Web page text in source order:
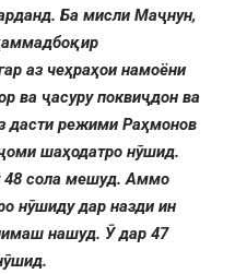
Ба мисли Маҷнун,
аз чеҳраҳои намоёни
ва ҷасуру поквиҷдон ва
дасти режими Раҳмонов
шаҳодатро нӯшид.
48 сола мешуд. Аммо
нӯшиду дар назди ин
нашуд. Ӯ дар 47